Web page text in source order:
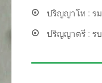
ปริญญาโท : ร
ปริญญาตรี : ร